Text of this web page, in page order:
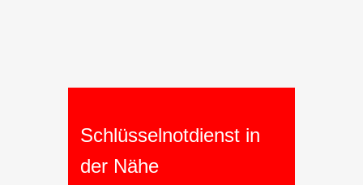
Schlüsselnotdienst in
der Nähe